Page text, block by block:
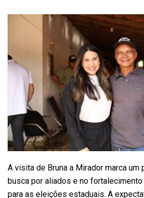
A visita de Bruna a Mirador marca
busca por aliados e no
para as eleições estaduais. A